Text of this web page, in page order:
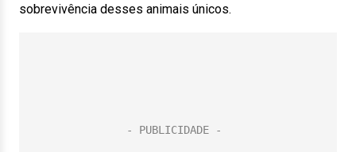
sobrevivência desses animais únicos.